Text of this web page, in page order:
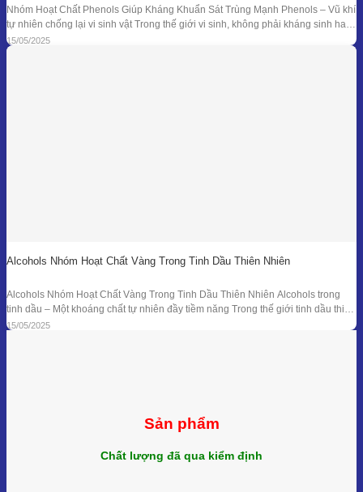
Nhóm Hoạt Chất Phenols Giúp Kháng Khuẩn Sát Trùng Mạnh Phenols – Vũ khí
tự nhiên chống lại vi sinh vật Trong thế giới vi sinh, không phải kháng sinh hay
hóa chất tổng hợp mới là “anh hùng” duy nhất. Từ hàng ngàn năm trước, các
nền y học cổ đại đã sử dụng tinh dầu
15/05/2025
Alcohols Nhóm Hoạt Chất Vàng Trong Tinh Dầu Thiên Nhiên
Alcohols Nhóm Hoạt Chất Vàng Trong Tinh Dầu Thiên Nhiên Alcohols trong
tinh dầu – Một khoáng chất tự nhiên đầy tiềm năng Trong thế giới tinh dầu thiên
nhiên, mỗi giọt nhỏ bé lại ẩn chứa hàng trăm hợp chất hóa học với công dụng
15/05/2025
Sản phẩm
Chất lượng đã qua kiểm định